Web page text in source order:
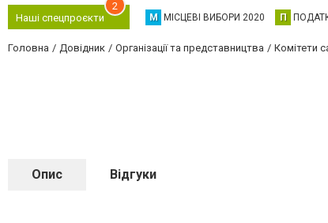
Наші спецпроєкти
2
М МІСЦЕВІ ВИБОРИ 2020 П
Головна Довідник Організації та представництва Комітети
Опис Відгуки